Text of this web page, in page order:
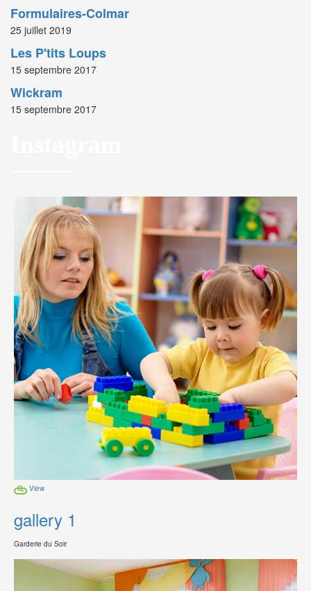
Formulaires-Colmar
25 juillet 2019
Les P'tits Loups
15 septembre 2017
Wickram
15 septembre 2017
View
gallery 1
Garderie du Soir